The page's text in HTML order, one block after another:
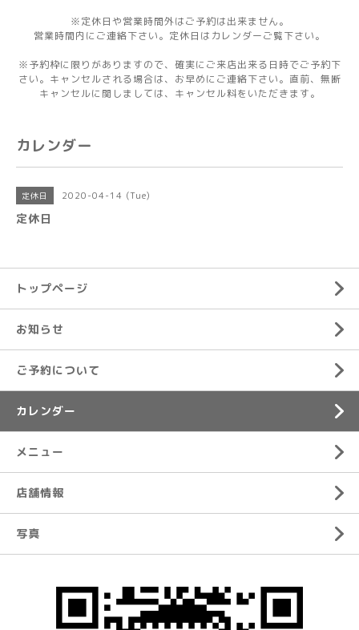
※定休日や営業時間外はご予約は出来ません。
営業時間内にご連絡下さい。定休日はカレンダーご覧下さい。
※予約枠に限りがありますので、確実にご来店出来る日時でご予約下
さい。キャンセルされる場合は、お早めにご連絡下さい。直前、無断
キャンセルに関しましては、キャンセル料をいただきます。
カレンダー
定休日 2020-04-14 (Tue)
定休日
トップページ
お知らせ
ご予約について
カレンダー
メニュー
店舗情報
写真